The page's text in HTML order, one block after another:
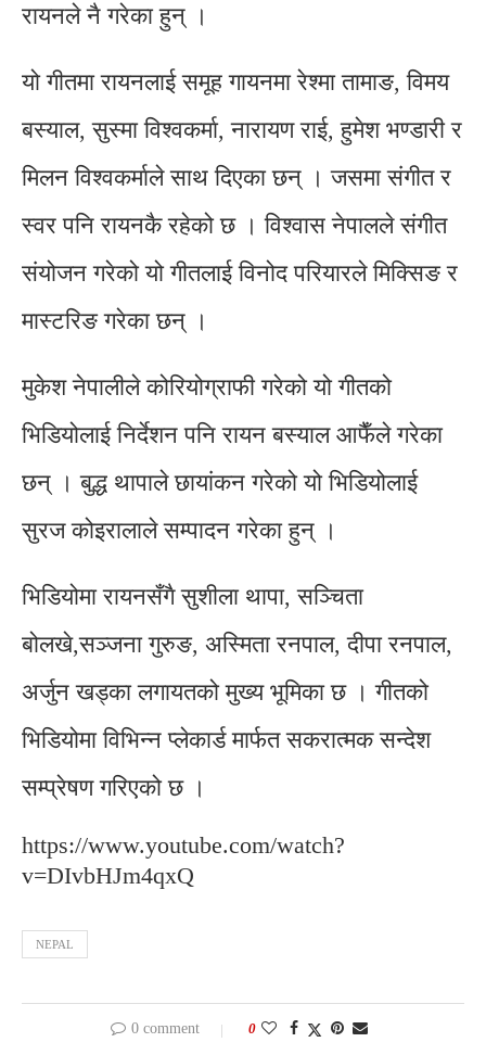
रायनले नै गरेका हुन् ।
यो गीतमा रायनलाई समूह गायनमा रेश्मा तामाङ, विमय
बस्याल, सुस्मा विश्वकर्मा, नारायण राई, हुमेश भण्डारी र
मिलन विश्वकर्माले साथ दिएका छन् । जसमा संगीत र
स्वर पनि रायनकै रहेको छ । विश्वास नेपालले संगीत
संयोजन गरेको यो गीतलाई विनोद परियारले मिक्सिङ र
मास्टरिङ गरेका छन् ।
मुकेश नेपालीले कोरियोग्राफी गरेको यो गीतको
भिडियोलाई निर्देशन पनि रायन बस्याल आफैँले गरेका
छन् । बुद्ध थापाले छायांकन गरेको यो भिडियोलाई
सुरज कोइरालाले सम्पादन गरेका हुन् ।
भिडियोमा रायनसँगै सुशीला थापा, सञ्चिता
बोलखे,सञ्जना गुरुङ, अस्मिता रनपाल, दीपा रनपाल,
अर्जुन खड्का लगायतको मुख्य भूमिका छ । गीतको
भिडियोमा विभिन्न प्लेकार्ड मार्फत सकरात्मक सन्देश
सम्प्रेषण गरिएको छ ।
https://www.youtube.com/watch?
v=DIvbHJm4qxQ
NEPAL
0 comment 0